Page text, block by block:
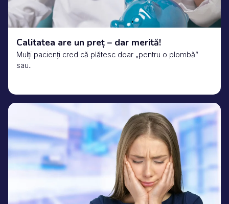
Calitatea are un preț – dar merită!
Mulți pacienți cred că plătesc doar „pentru o plombă”
sau..